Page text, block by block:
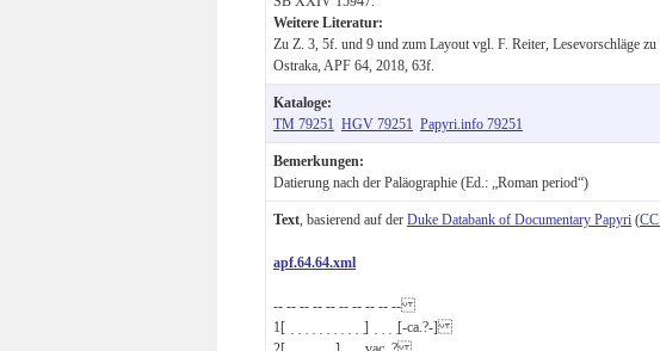
Weitere Literatur:
Zu Z. 3, 5f. und 9 und zum Layout vgl. F. Reiter, Lesevorschläge zu
Ostraka, APF 64, 2018, 63f.
Kataloge:
TM 79251 HGV 79251 Papyri.info 79251
Bemerkungen:
Datierung nach der Paläographie (Ed.: „Roman period“)
Text , basierend auf der Duke Databank of Documentary Papyri (
apf.64.64.xml
-- -- -- -- -- -- -- -- -- --
1 [ ̣ ̣ ̣ ̣ ̣ ̣ ̣ ̣ ̣ ̣ ̣] ̣ ̣ ̣ ̣[-ca.?-]